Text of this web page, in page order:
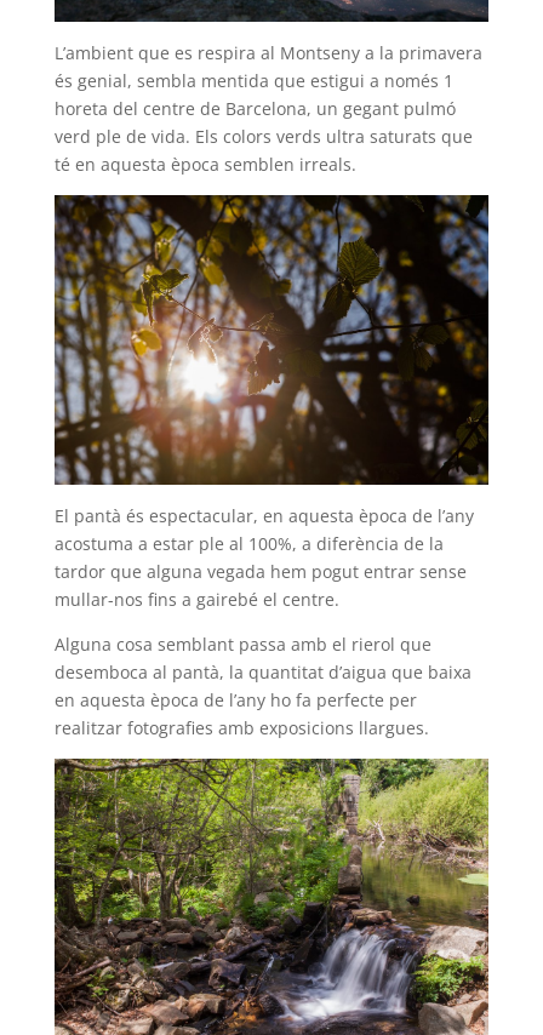
L’ambient que es respira al Montseny a la primavera
és genial, sembla mentida que estigui a només 1
horeta del centre de Barcelona, un gegant pulmó
verd ple de vida. Els colors verds ultra saturats que
té en aquesta època semblen irreals.
El pantà és espectacular, en aquesta època de l’any
acostuma a estar ple al 100%, a diferència de la
tardor que alguna vegada hem pogut entrar sense
mullar-nos fins a gairebé el centre.
Alguna cosa semblant passa amb el rierol que
desemboca al pantà, la quantitat d’aigua que baixa
en aquesta època de l’any ho fa perfecte per
realitzar fotografies amb exposicions llargues.